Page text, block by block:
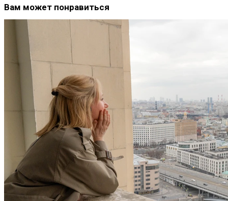
Вам может понравиться